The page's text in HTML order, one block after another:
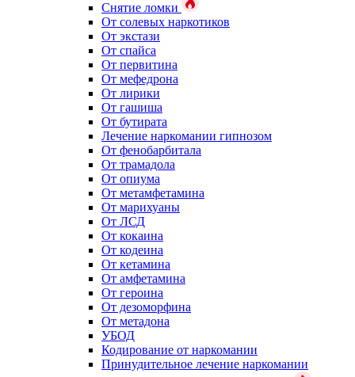
Снятие ломки
От солевых наркотиков
От экстази
От спайса
От первитина
От мефедрона
От лирики
От гашиша
От бутирата
Лечение наркомании гипнозом
От фенобарбитала
От трамадола
От опиума
От метамфетамина
От марихуаны
От ЛСД
От кокаина
От кодеина
От кетамина
От амфетамина
От героина
От дезоморфина
От метадона
УБОД
Кодирование от наркомании
Принудительное лечение наркомании